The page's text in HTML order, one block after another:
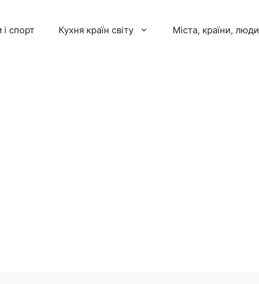
спорт Кухня країн світу Міста, країни, люди